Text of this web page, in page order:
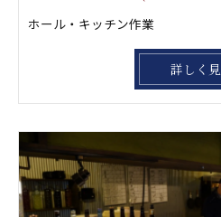
ホール・キッチン作業
詳しく